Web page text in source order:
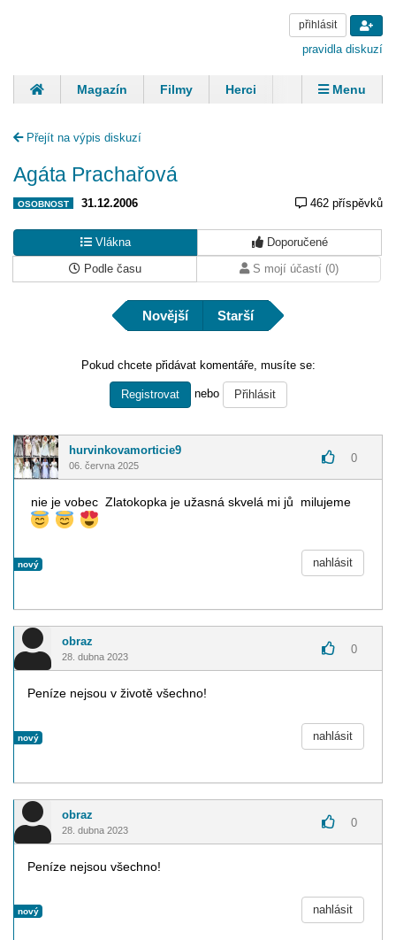
přihlásit
pravidla diskuzí
Magazín Filmy Herci
Zpěváci
Panovníci
Finančníci
Menu
Přejít na výpis diskuzí
Agáta Prachařová
OSOBNOST 31.12.2006 462 příspěvků
Vlákna
Doporučené
Podle času
S mojí účastí (0)
Novější Starší
Pokud chcete přidávat komentáře, musíte se:
Registrovat nebo Přihlásit
hurvinkovamorticie9
06. června 2025
0
nie je vobec Zlatokopka je užasná skvelá mi jů milujeme
nový nahlásit
obraz
28. dubna 2023
0
Peníze nejsou v životě všechno!
nový nahlásit
obraz
28. dubna 2023
0
Peníze nejsou všechno!
nový nahlásit